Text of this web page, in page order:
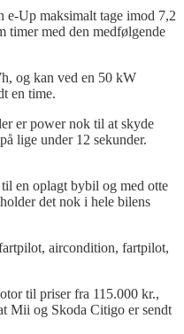
e-Up maksimalt tage imod 7,2
timer med den medfølgende
og kan ved en 50 kW
en time.
er power nok til at skyde
lige under 12 sekunder.
en oplagt bybil og med otte
det nok i hele bilens
aircondition, fartpilot,
til priser fra 115.000 kr.,
Mii og Skoda Citigo er sendt